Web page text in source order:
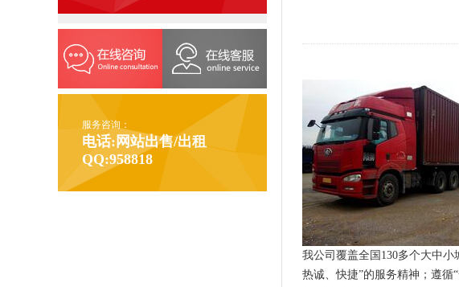
服务咨询：
电话:网站出售/出租
QQ:958818
我公司覆盖全国130多个大中小
热诚、快捷”的服务精神；遵